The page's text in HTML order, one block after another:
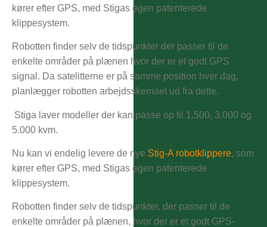
kører efter GPS, med Stigas egen patenterede
klippesystem.
Robotten finder selv de tidspunkter der passer til de
enkelte områder på plænen hvor der er et godt GPS
signal. Da satelitterne er på samme position hver dag,
planlægger robotten arbejdsskemaet ud fra dette.
Stiga laver modeller der kan passe op til 1.500, 3.000 og
5.000 kvm.
Nu kan vi endelig levere de nye Stig-A robotklippere, som
kører efter GPS, med Stigas egen patenterede
klippesystem.
Robotten finder selv de tidspunkter, der passer til de
enkelte områder på plænen, hvor der er et godt GPS-